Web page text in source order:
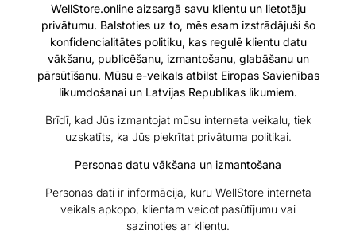
WellStore.online aizsargā savu klientu un lietotāju
privātumu. Balstoties uz to, mēs esam izstrādājuši šo
konfidencialitātes politiku, kas regulē klientu datu
vākšanu, publicēšanu, izmantošanu, glabāšanu un
pārsūtīšanu. Mūsu e-veikals atbilst Eiropas Savienības
likumdošanai un Latvijas Republikas likumiem.
Brīdī, kad Jūs izmantojat mūsu interneta veikalu, tiek
uzskatīts, ka Jūs piekrītat privātuma politikai.
Personas datu vākšana un izmantošana
Personas dati ir informācija, kuru WellStore interneta
veikals apkopo, klientam veicot pasūtījumu vai
sazinoties ar klientu.